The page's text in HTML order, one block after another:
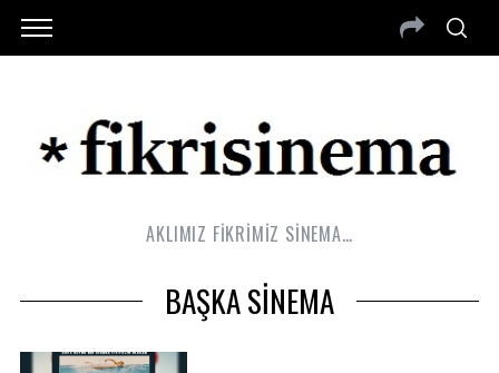
AKLIMIZ FİKRİMİZ SİNEMA…
BAŞKA SİNEMA